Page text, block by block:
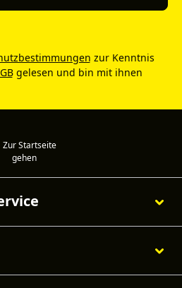
zur Kenntnis
gelesen und bin mit ihnen